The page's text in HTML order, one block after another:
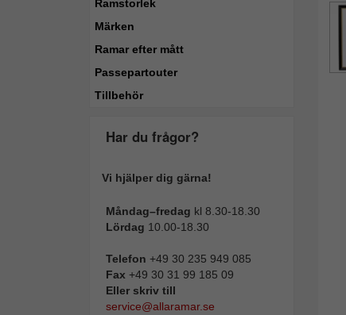
Ramstorlek
Märken
Ramar efter mått
Passepartouter
Tillbehör
Har du frågor?
Vi hjälper dig gärna!
Måndag–fredag kl 8.30-18.30
Lördag 10.00-18.30
Telefon +49 30 235 949 085
Fax +49 30 31 99 185 09
Eller skriv till
service@allaramar.se